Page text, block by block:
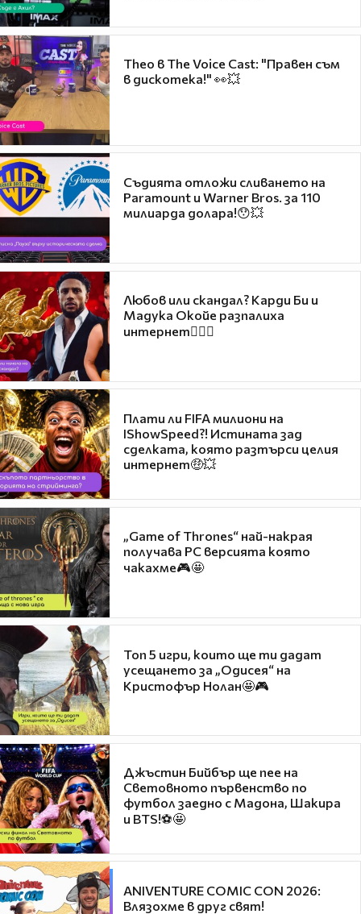
Theo в The Voice Cast: "Правен съм
в дискотека!" 👀💥
Съдията отложи сливането на
Paramount и Warner Bros. за 110
милиарда долара!😯💥
Любов или скандал? Карди Би и
Мадука Окойе разпалиха
интернет❤️‍🔥🔥
Плати ли FIFA милиони на
IShowSpeed?! Истината зад
сделката, която разтърси целия
интернет🤑💥
„Game of Thrones“ най-накрая
получава PC версията която
чакахме🎮🤩
Топ 5 игри, които ще ти дадат
усещането за „Одисея“ на
Кристофър Нолан🤩🎮
Джъстин Бийбър ще пее на
Световното първенство по
футбол заедно с Мадона, Шакира
и BTS!⚽🤩
ANIVENTURE COMIC CON 2026:
Влязохме в друг свят!